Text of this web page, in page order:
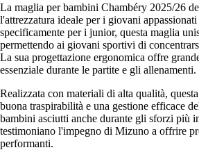
La maglia per bambini Chambéry 2025/26
l'attrezzatura ideale per i giovani
specificamente per i junior, questa maglia
permettendo ai giovani sportivi di
La sua progettazione ergonomica offre
essenziale durante le partite e gli allenamenti.
Realizzata con materiali di alta qualità,
buona traspirabilità e una gestione efficace
bambini asciutti anche durante gli sforzi più
testimoniano l'impegno di Mizuno a offrire
performanti.